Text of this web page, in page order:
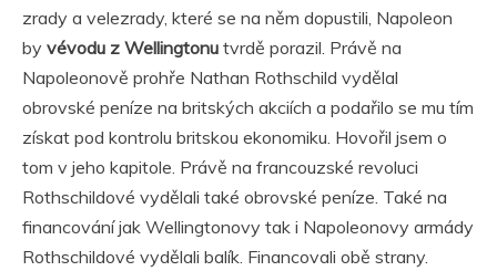
zrady a velezrady, které se na něm dopustili, Napoleon
by vévodu z Wellingtonu tvrdě porazil. Právě na
Napoleonově prohře Nathan Rothschild vydělal
obrovské peníze na britských akciích a podařilo se mu tím
získat pod kontrolu britskou ekonomiku. Hovořil jsem o
tom v jeho kapitole. Právě na francouzské revoluci
Rothschildové vydělali také obrovské peníze. Také na
financování jak Wellingtonovy tak i Napoleonovy armády
Rothschildové vydělali balík. Financovali obě strany.